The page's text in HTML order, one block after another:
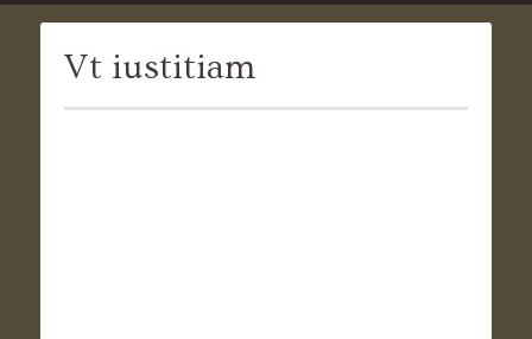
Vt iustitiam